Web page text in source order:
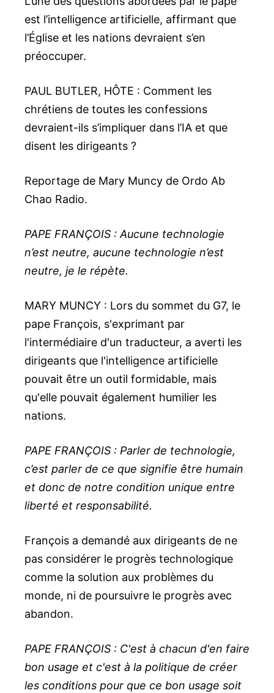
est l’intelligence artificielle, affirmant que
l’Église et les nations devraient s’en
préoccuper.
PAUL BUTLER, HÔTE : Comment les
chrétiens de toutes les confessions
devraient-ils s’impliquer dans l’IA et que
disent les dirigeants ?
Reportage de Mary Muncy de Ordo Ab
Chao Radio.
PAPE FRANÇOIS : Aucune technologie
n’est neutre, aucune technologie n’est
neutre, je le répète.
MARY MUNCY : Lors du sommet du G7, le
pape François, s'exprimant par
l'intermédiaire d'un traducteur, a averti les
dirigeants que l'intelligence artificielle
pouvait être un outil formidable, mais
qu'elle pouvait également humilier les
nations.
PAPE FRANÇOIS : Parler de technologie,
c’est parler de ce que signifie être humain
et donc de notre condition unique entre
liberté et responsabilité.
François a demandé aux dirigeants de ne
pas considérer le progrès technologique
comme la solution aux problèmes du
monde, ni de poursuivre le progrès avec
abandon.
PAPE FRANÇOIS : C'est à chacun d'en faire
bon usage et c'est à la politique de créer
les conditions pour que ce bon usage soit